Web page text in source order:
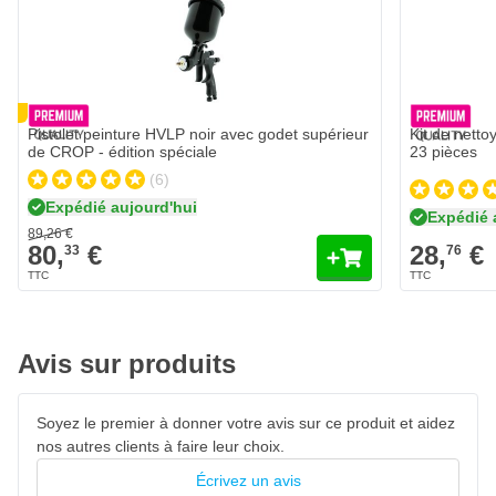
Expédié aujourd'hui
Ouverture de la buse
Ajouter au panier
Pistolet peinture HVLP noir avec godet supérieur
de CROP - édition spéciale
(6)
Expédié aujourd'hui
89,26€
80,33 €
Kit de
23 pièces
Expédié
28,76 €
Avis sur produits
Soyez le premier à donner votre avis sur ce produit et aidez
nos autres clients à faire leur choix.
Écrivez un avis